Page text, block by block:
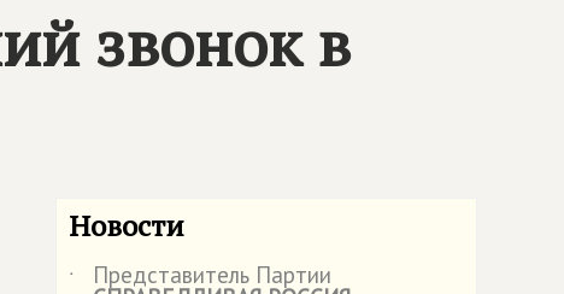
звонок в
Новости
˙ Представитель Партии